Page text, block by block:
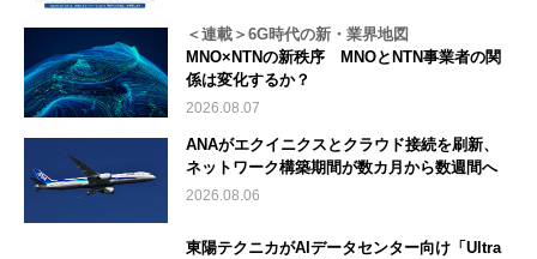
＜連載＞6G時代の新・業界地図
MNO×NTNの新秩序 MNOとNTN事業者の関
係は変化するか？
2026.08.07
ANAがエクイニクスとクラウド接続を刷新、
ネットワーク構築期間が数カ月から数週間へ
2026.08.06
東陽テクニカがAIデータセンター向け「Ultra